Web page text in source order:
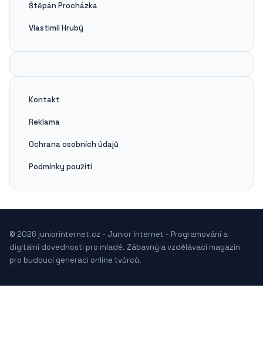
Štěpán Procházka
Vlastimil Hrubý
Kontakt
Reklama
Ochrana osobních údajů
Podmínky použití
© 2026 juniorinternet.cz - Junior Internet - Programování a
digitální dovednosti pro mladé. Zábavný a vzdělávací magazín
pro budoucí generaci online tvůrců.